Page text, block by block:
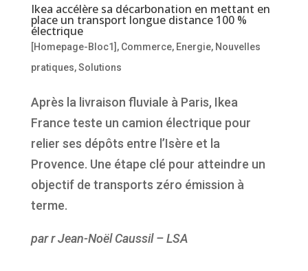
Ikea accélère sa décarbonation en mettant en
place un transport longue distance 100 %
électrique
[Homepage-Bloc1] , Commerce, Energie, Nouvelles
pratiques,Solutions
Après la livraison fluviale à Paris, Ikea
France teste un camion électrique pour
relier ses dépôts entre l’Isère et la
Provence. Une étape clé pour atteindre un
objectif de transports zéro émission à
terme.
par r Jean-Noël Caussil – LSA